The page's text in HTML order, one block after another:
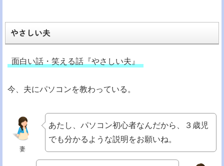
やさしい夫
面白い話・笑える話『やさしい夫』
今、夫にパソコンを教わっている。
妻
あたし、パソコン初心者なんだから、３歳児
でも分かるような説明をお願いね。